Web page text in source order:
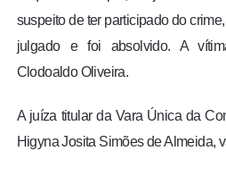
suspeito de ter participado do
julgado e foi absolvido. A
Clodoaldo Oliveira.
A juíza titular da Vara Única da
Higyna Josita Simões de Almeida,